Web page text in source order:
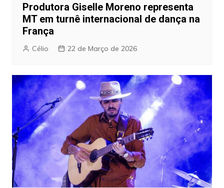
Produtora Giselle Moreno representa
MT em turnê internacional de dança na
França
Célio 22 de Março de 2026